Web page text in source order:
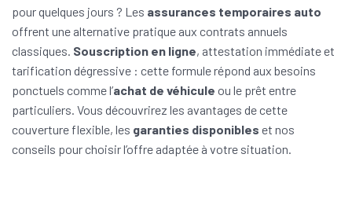
pour quelques jours ? Les assurances temporaires auto
offrent une alternative pratique aux contrats annuels
classiques. Souscription en ligne, attestation immédiate et
tarification dégressive : cette formule répond aux besoins
ponctuels comme l’achat de véhicule ou le prêt entre
particuliers. Vous découvrirez les avantages de cette
couverture flexible, les garanties disponibles et nos
conseils pour choisir l’offre adaptée à votre situation.